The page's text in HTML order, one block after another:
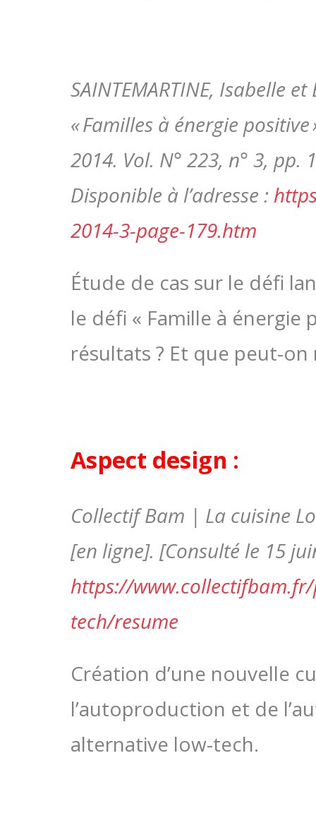
SAINTEMARTINE, Isabelle
« Familles à énergie
2014. Vol. N° 223, n° 3, pp.
Disponible à l’adresse :
2014-3-page-179.htm
Étude de cas sur le défi
le défi « Famille à énergie
résultats ? Et que peut-
Aspect design :
Collectif Bam | La cuisine
[en ligne]. [Consulté le 15
https://
tech/resume
Création d’une nouvelle
l’autoproduction et de
alternative low-tech.